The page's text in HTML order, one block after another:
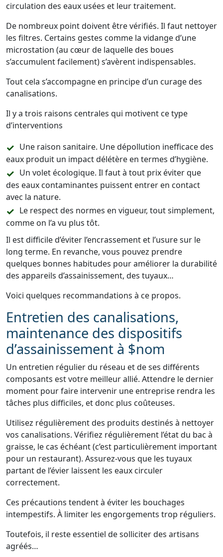
circulation des eaux usées et leur traitement.
De nombreux point doivent être vérifiés. Il faut nettoyer
les filtres. Certains gestes comme la vidange d’une
microstation (au cœur de laquelle des boues
s’accumulent facilement) s’avèrent indispensables.
Tout cela s’accompagne en principe d’un curage des
canalisations.
Il y a trois raisons centrales qui motivent ce type
d’interventions
Une raison sanitaire. Une dépollution inefficace des
eaux produit un impact délétère en termes d’hygiène.
Un volet écologique. Il faut à tout prix éviter que
des eaux contaminantes puissent entrer en contact
avec la nature.
Le respect des normes en vigueur, tout simplement,
comme on l’a vu plus tôt.
Il est difficile d’éviter l’encrassement et l’usure sur le
long terme. En revanche, vous pouvez prendre
quelques bonnes habitudes pour améliorer la durabilité
des appareils d’assainissement, des tuyaux…
Voici quelques recommandations à ce propos.
Entretien des canalisations,
maintenance des dispositifs
d’assainissement à $nom
Un entretien régulier du réseau et de ses différents
composants est votre meilleur allié. Attendre le dernier
moment pour faire intervenir une entreprise rendra les
tâches plus difficiles, et donc plus coûteuses.
Utilisez régulièrement des produits destinés à nettoyer
vos canalisations. Vérifiez régulièrement l’état du bac à
graisse, le cas échéant (c’est particulièrement important
pour un restaurant). Assurez-vous que les tuyaux
partant de l’évier laissent les eaux circuler
correctement.
Ces précautions tendent à éviter les bouchages
intempestifs. À limiter les engorgements trop réguliers.
Toutefois, il reste essentiel de solliciter des artisans
agréés…